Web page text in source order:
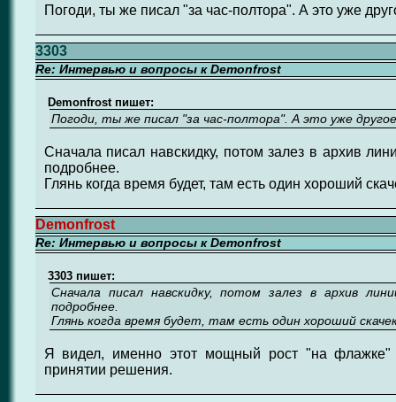
Погоди, ты же писал "за час-полтора". А это уже
3303
Re: Интервью и вопросы к Demonfrost
Demonfrost пишет:
Погоди, ты же писал "за час-полтора". А это уже
Сначала писал навскидку, потом залез в архив
подробнее.
Глянь когда время будет, там есть один хороший
Demonfrost
Re: Интервью и вопросы к Demonfrost
3303 пишет:
Сначала писал навскидку, потом залез в архив
подробнее.
Глянь когда время будет, там есть один хороший
Я видел, именно этот мощный рост "на
принятии решения.